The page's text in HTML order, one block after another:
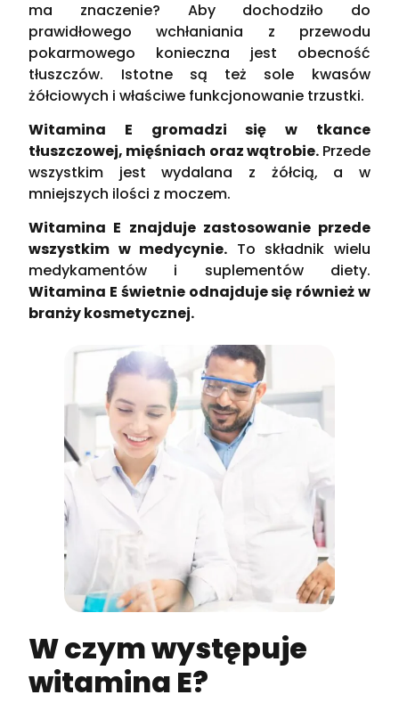
ma znaczenie? Aby dochodziło do
prawidłowego wchłaniania z przewodu
pokarmowego konieczna jest obecność
tłuszczów. Istotne są też sole kwasów
żółciowych i właściwe funkcjonowanie trzustki.
Witamina E gromadzi się w tkance
tłuszczowej, mięśniach oraz wątrobie.Przede
wszystkim jest wydalana z żółcią, a w
mniejszych ilości z moczem.
Witamina E znajduje zastosowanie przede
wszystkim w medycynie. To składnik wielu
medykamentów i suplementów diety.
Witamina E świetnie odnajduje się również w
branży kosmetycznej.
W czym występuje
witamina E?